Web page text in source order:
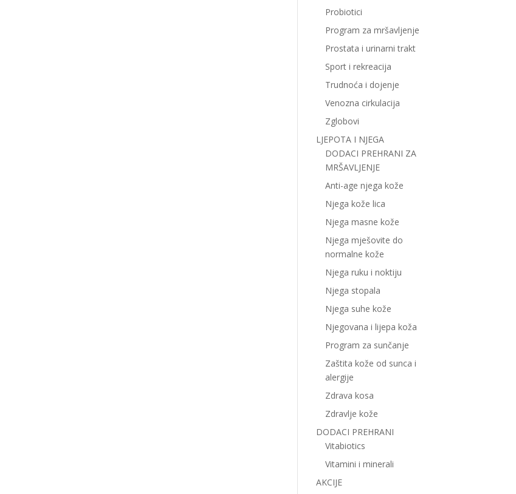
Probiotici
Program za mršavljenje
Prostata i urinarni trakt
Sport i rekreacija
Trudnoća i dojenje
Venozna cirkulacija
Zglobovi
LJEPOTA I NJEGA
DODACI PREHRANI ZA
MRŠAVLJENJE
Anti-age njega kože
Njega kože lica
Njega masne kože
Njega mješovite do
normalne kože
Njega ruku i noktiju
Njega stopala
Njega suhe kože
Njegovana i lijepa koža
Program za sunčanje
Zaštita kože od sunca i
alergije
Zdrava kosa
Zdravlje kože
DODACI PREHRANI
Vitabiotics
Vitamini i minerali
AKCIJE